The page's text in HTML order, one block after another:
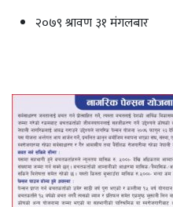
२०७९ श्रावण ३१ मंगलबार